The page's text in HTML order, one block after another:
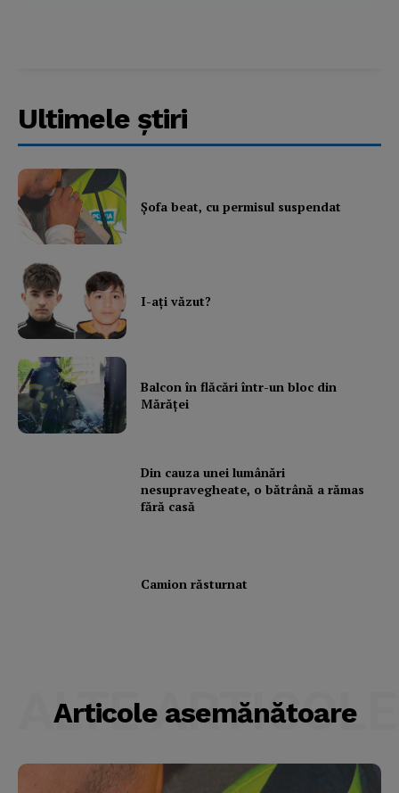
Ultimele ştiri
Şofa beat, cu permisul suspendat
I-aţi văzut?
Balcon în flăcări într-un bloc din
Mărăţei
Din cauza unei lumânări
nesupravegheate, o bătrână a rămas
fără casă
Camion răsturnat
Articole asemănătoare
ALTE ARTICOLE